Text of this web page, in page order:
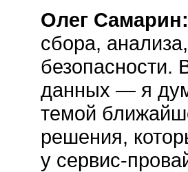
Олег Самарин:
сбора,
безопасности.
данных — я
темой
решения,
у сервис-